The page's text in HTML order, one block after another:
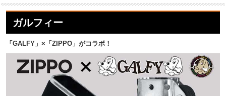
ガルフィー
「GALFY」×「ZIPPO」がコラボ！